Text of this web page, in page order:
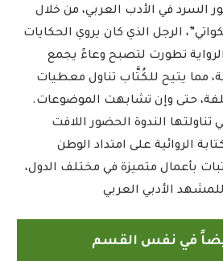
السرد في الأدب العربي، من خلال
الرجل الذي كان يروي الحكايات
تطورت لتصبح وعاءً يجمع
مما يتيح للكُتَّاب تناول معطيات
حتى وإن تشابهت الموضوعات.
تناولتها الندوة الحضور اللافت
الروائية على امتداد الوطن
بأعمال متميزة في مختلف الدول،
الأدبي العربي
في نفس القسم